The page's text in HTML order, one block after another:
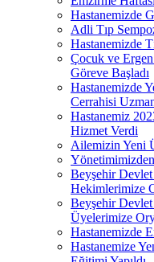
Hastanemizde
Adli Tıp
Hastanemizde
Çocuk ve Ergen
Göreve Başladı
Hastanemizde
Cerrahisi
Hastanemiz
Hizmet Verdi
Ailemizin Yeni
Beyşehir Devlet
Hekimlerimize
Beyşehir Devlet
Üyelerimize
Hastanemizde
Hastanemize